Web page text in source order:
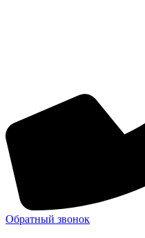
Обратный звонок